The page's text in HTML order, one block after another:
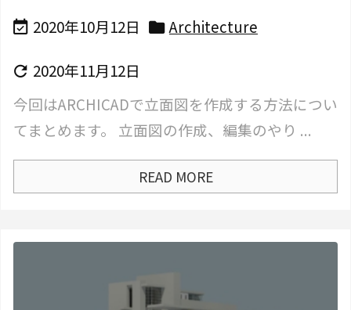
 2020年10月12日  Architecture
 2020年11月12日
今回はARCHICADで立面図を作成する方法につい
てまとめます。 立面図の作成、編集のやり ...
READ MORE